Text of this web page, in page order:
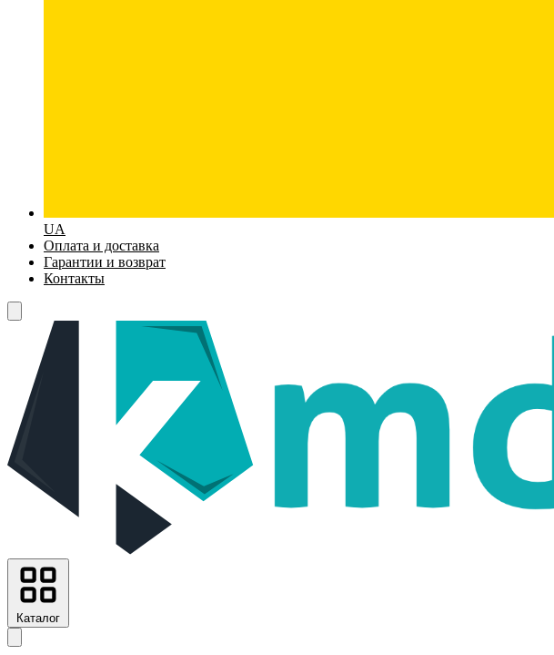
UA
Оплата и доставка
Гарантии и возврат
Контакты
Каталог